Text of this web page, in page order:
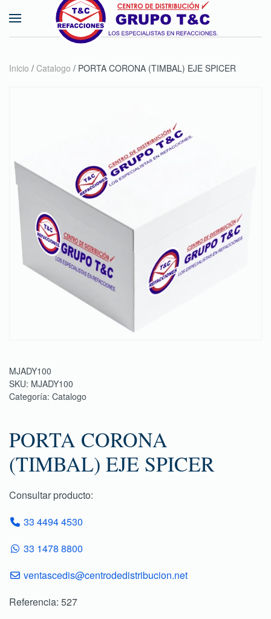
Skip to main content
Inicio / Catalogo / PORTA CORONA (TIMBAL) EJE SPICER
MJADY100
SKU: MJADY100
Categoría: Catalogo
PORTA CORONA
(TIMBAL) EJE SPICER
Consultar producto:
33 4494 4530
33 1478 8800
ventascedis@centrodedistribucion.net
Referencia: 527